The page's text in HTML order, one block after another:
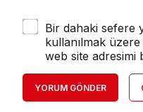
Bir dahaki sefere
kullanılmak üzere
web site adresimi
YORUM GÖNDER